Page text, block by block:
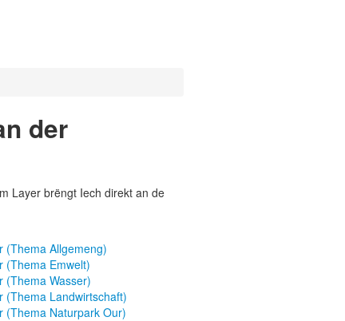
der
Layer brëngt Iech direkt an de
(Thema Allgemeng)
(Thema Emwelt)
(Thema Wasser)
(Thema Landwirtschaft)
(Thema Naturpark Our)